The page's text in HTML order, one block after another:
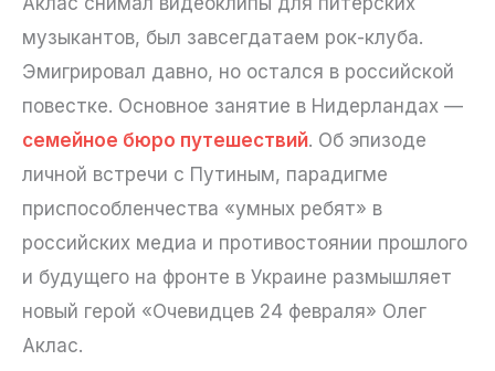
музыкантов, был завсегдатаем рок-клуба.
Эмигрировал давно, но остался в российской
повестке. Основное занятие в Нидерландах —
семейное бюро путешествий. Об эпизоде
личной встречи с Путиным, парадигме
приспособленчества «умных ребят» в
российских медиа и противостоянии прошлого
и будущего на фронте в Украине размышляет
новый герой «Очевидцев 24 февраля» Олег
Аклас.